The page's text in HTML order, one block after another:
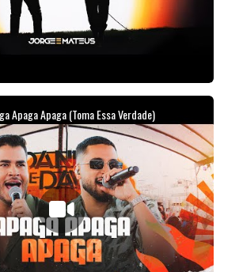
Apaga Apaga (Toma Essa Verdade)